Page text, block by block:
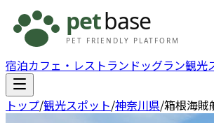
宿泊カフェ・レストラン ドッグラン観光
トップ/観光スポット/神奈川県/箱根海賊